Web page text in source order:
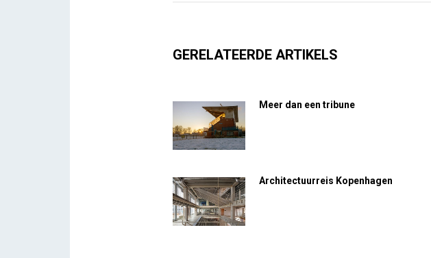
GERELATEERDE ARTIKELS
Meer dan een tribune
Architectuurreis Kopenhagen